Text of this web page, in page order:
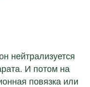
нейтрализуется
И потом на
повязка или